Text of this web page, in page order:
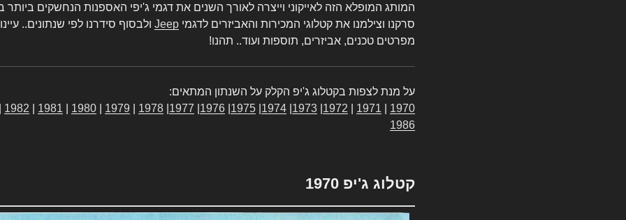
המותג המופלא הזה לאייקוני וייצרה לאורך השנים את דגמי ג'יפי האספנות הנחשקים
סרקנו וצילמנו את קטלוגי המכירות והאביזרים לדגמי Jeep ולבסוף סידרנו לפי שנתונים..
מפרטים טכנים, אביזרים, תוספות ועוד.. תהנו!
על מנת לצפות בקטלוג ג'יפ הקלק על השנתון המתאים:
1970
1971
1972
1973
1974
1975
1976
1977
1978
1979
1980
1981
1982
1986
קטלוג ג'יפ 1970